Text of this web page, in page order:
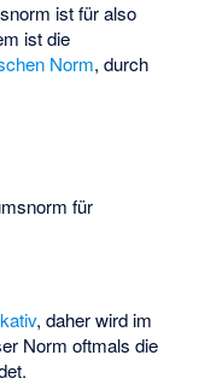
ist füralso
ist die
Norm, durch
für
, daher wird im
Norm oftmals die